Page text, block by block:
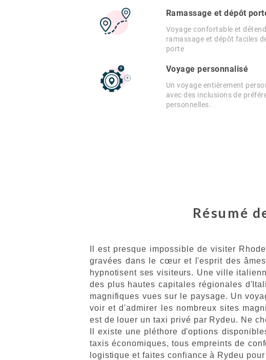
Ramassage et dépôt
Voyage confortable et
ramassage et dépôt faciles
porte
Voyage personnalisé
Un voyage entièrement
avec des inclusions de
personnelles.
Résumé
Il est presque impossible de visiter
gravées dans le cœur et l'esprit des
hypnotisent ses visiteurs. Une ville
des plus hautes capitales régionales
magnifiques vues sur le paysage. Un
voir et d'admirer les nombreux sites
est de louer un taxi privé par Rydeu. Ne
Il existe une pléthore d'options
taxis économiques, tous empreints de
logistique et faites confiance à Rydeu